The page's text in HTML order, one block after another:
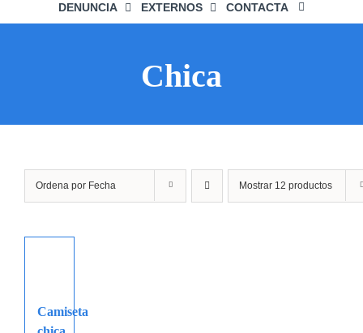
DENUNCIA EXTERNOS CONTACTA
Chica
Ordena por Fecha Mostrar 12 productos
Camiseta